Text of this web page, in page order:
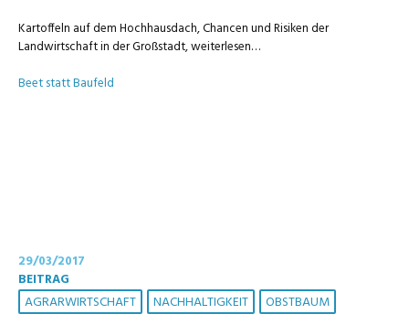
Kartoffeln auf dem Hochhausdach, Chancen und Risiken der
Landwirtschaft in der Großstadt, weiterlesen…
Beet statt Baufeld
29/03/2017
BEITRAG
AGRARWIRTSCHAFT NACHHALTIGKEIT
OBSTBAUM